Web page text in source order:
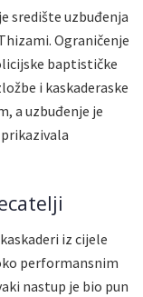
središte uzbuđenja
Ograničenje
baptističke
i kaskaderaske
a uzbuđenje je
iz cijele
performansnim
nastup je bio pun